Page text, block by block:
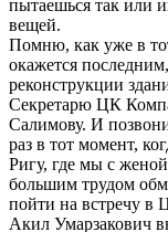
пытаешься так или
вещей.
Помню, как уже в
окажется
реконструкции
Секретарю ЦК
Салимову. И
раз в тот момент,
Ригу, где мы с
большим трудом
пойти на встречу в
Акил Умарзакович